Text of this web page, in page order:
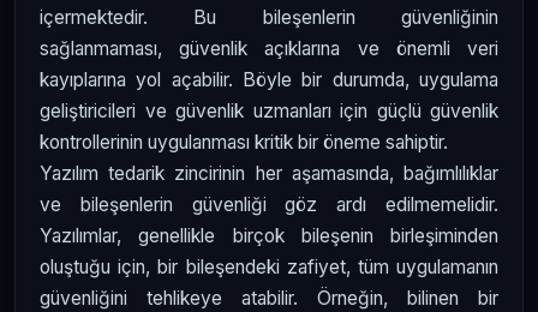
içermektedir. Bu bileşenlerin güvenliğinin
sağlanmaması, güvenlik açıklarına ve önemli veri
kayıplarına yol açabilir. Böyle bir durumda, uygulama
geliştiricileri ve güvenlik uzmanları için güçlü güvenlik
kontrollerinin uygulanması kritik bir öneme sahiptir.
Yazılım tedarik zincirinin her aşamasında, bağımlılıklar
ve bileşenlerin güvenliği göz ardı edilmemelidir.
Yazılımlar, genellikle birçok bileşenin birleşiminden
oluştuğu için, bir bileşendeki zafiyet, tüm uygulamanın
güvenliğini tehlikeye atabilir. Örneğin, bilinen bir